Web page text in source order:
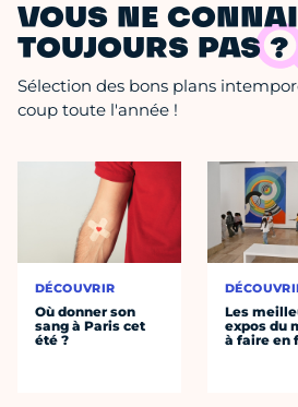
VOUS NE
TOUJOURS PAS ?
Sélection des bons plans
coup toute l'année !
DÉCOUVRIR
Où donner son
sang à Paris cet
été ?
Les
expos du
à faire en